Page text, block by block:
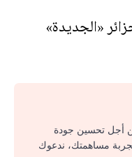
«الجديدة»
أجل تحسين جودة
تجربة مساهمتك، ندعوك